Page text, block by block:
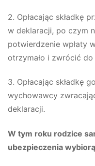
2. Opłacając składkę
w deklaracji, po czym
potwierdzenie wpłaty
otrzymało i zwrócić
3. Opłacając składkę
wychowawcy
deklaracji.
W tym roku rodzice
ubezpieczenia